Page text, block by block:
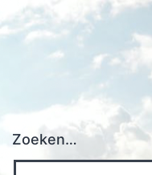
Zoeken…